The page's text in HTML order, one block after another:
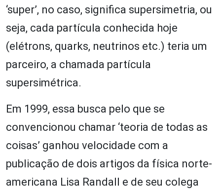
‘super’, no caso, significa supersimetria, ou
seja, cada partícula conhecida hoje
(elétrons, quarks, neutrinos etc.) teria um
parceiro, a chamada partícula
supersimétrica.
Em 1999, essa busca pelo que se
convencionou chamar ‘teoria de todas as
coisas’ ganhou velocidade com a
publicação de dois artigos da física norte-
americana Lisa Randall e de seu colega